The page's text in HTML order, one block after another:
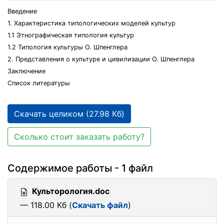
Введение
1. Характеристика типологических моделей культур
1.1 Этнографическая типология культур
1.2 Типология культуры О. Шпенглера
2. Представления о культуре и цивилизации О. Шпенглера
Заключение
Список литературы
Скачать целиком (27.98 Кб)
Сколько стоит заказать работу?
Содержимое работы - 1 файл
Культорология.doc
— 118.00 Кб (Скачать файл)